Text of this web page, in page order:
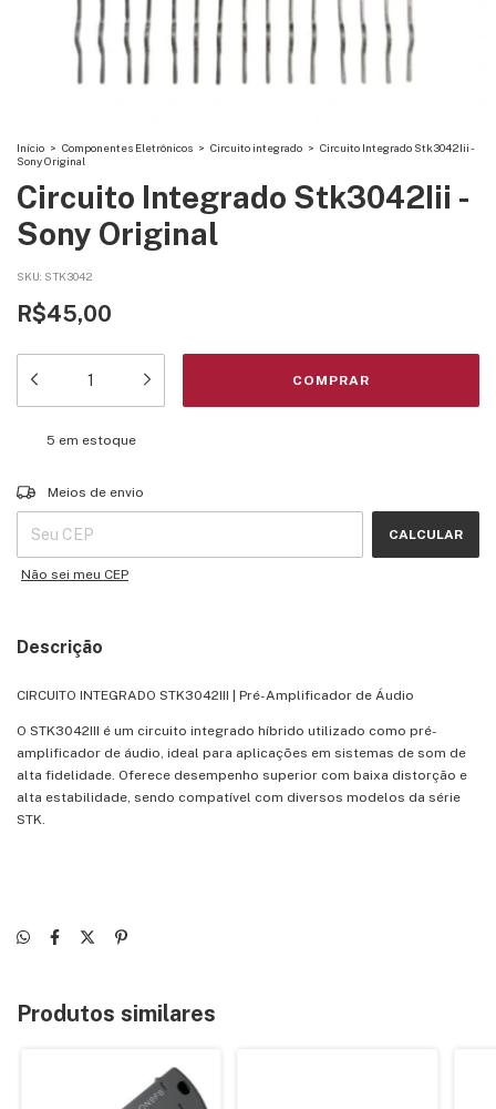
Início > Componentes Eletrônicos > Circuito integrado > Circuito Integrado Stk3042Iii -
Sony Original
Circuito Integrado Stk3042Iii -
Sony Original
SKU: STK3042
R$45,00
5 em estoque
Entregas para o CEP:
Meios de envio
CALCULAR
Não sei meu CEP
Descrição
CIRCUITO INTEGRADO STK3042III | Pré-Amplificador de Áudio
O STK3042III é um circuito integrado híbrido utilizado como pré-
amplificador de áudio, ideal para aplicações em sistemas de som de
alta fidelidade. Oferece desempenho superior com baixa distorção e
alta estabilidade, sendo compatível com diversos modelos da série
STK.
Produtos similares